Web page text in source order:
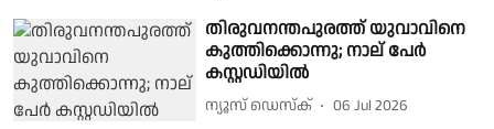
തിരുവനന്തപുരത്ത് യുവാവിനെ
കുത്തിക്കൊന്നു; നാല് പേർ
കസ്റ്റഡിയിൽ
ന്യൂസ് ഡെസ്ക് 06 Jul 2026